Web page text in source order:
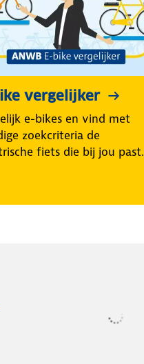
vergelijker
e-bikes en vind met
zoekcriteria de
fiets die bij jou past.